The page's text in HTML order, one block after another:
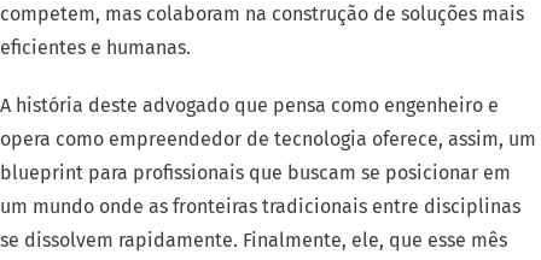
competem, mas colaboram na construção de soluções mais
eficientes e humanas.
A história deste advogado que pensa como engenheiro e
opera como empreendedor de tecnologia oferece, assim, um
blueprint para profissionais que buscam se posicionar em
um mundo onde as fronteiras tradicionais entre disciplinas
se dissolvem rapidamente. Finalmente, ele, que esse mês